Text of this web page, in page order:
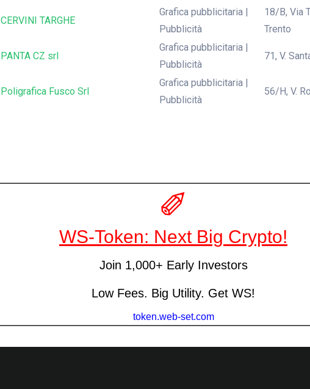
CERVINI TARGHE
Grafica pubblicitaria |
Pubblicità
18/B, Via
Trento
PANTA CZ srl
Grafica pubblicitaria |
Pubblicità
71, V.
Poligrafica Fusco Srl
Grafica pubblicitaria |
Pubblicità
56/H, V.